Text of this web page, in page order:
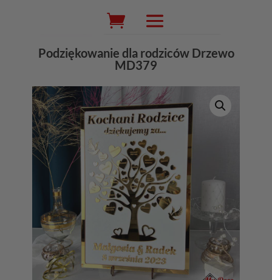
Wyszukiwarka
produktów
Podziękowanie dla rodziców Drzewo
MD379